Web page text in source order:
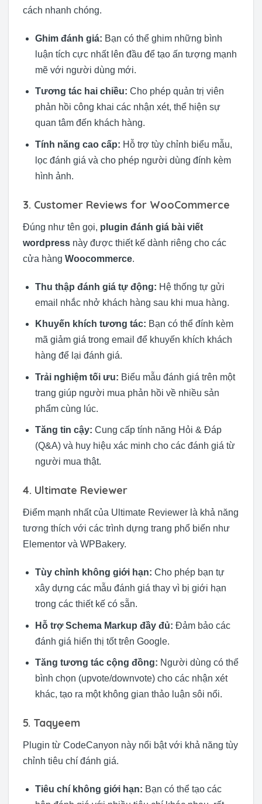
cách nhanh chóng.
Ghim đánh giá: Bạn có thể ghim những bình
luận tích cực nhất lên đầu để tạo ấn tượng mạnh
mẽ với người dùng mới.
Tương tác hai chiều: Cho phép quản trị viên
phản hồi công khai các nhận xét, thể hiện sự
quan tâm đến khách hàng.
Tính năng cao cấp: Hỗ trợ tùy chỉnh biểu mẫu,
lọc đánh giá và cho phép người dùng đính kèm
hình ảnh.
3. Customer Reviews for WooCommerce
Đúng như tên gọi, plugin đánh giá bài viết
wordpress này được thiết kế dành riêng cho các
cửa hàng Woocommerce.
Thu thập đánh giá tự động: Hệ thống tự gửi
email nhắc nhở khách hàng sau khi mua hàng.
Khuyến khích tương tác: Bạn có thể đính kèm
mã giảm giá trong email để khuyến khích khách
hàng để lại đánh giá.
Trải nghiệm tối ưu: Biểu mẫu đánh giá trên một
trang giúp người mua phản hồi về nhiều sản
phẩm cùng lúc.
Tăng tin cậy: Cung cấp tính năng Hỏi & Đáp
(Q&A) và huy hiệu xác minh cho các đánh giá từ
người mua thật.
4. Ultimate Reviewer
Điểm mạnh nhất của Ultimate Reviewer là khả năng
tương thích với các trình dựng trang phổ biến như
Elementor và WPBakery.
Tùy chỉnh không giới hạn: Cho phép bạn tự
xây dựng các mẫu đánh giá thay vì bị giới hạn
trong các thiết kế có sẵn.
Hỗ trợ Schema Markup đầy đủ: Đảm bảo các
đánh giá hiển thị tốt trên Google.
Tăng tương tác cộng đồng: Người dùng có thể
bình chọn (upvote/downvote) cho các nhận xét
khác, tạo ra một không gian thảo luận sôi nổi.
5. Taqyeem
Plugin từ CodeCanyon này nổi bật với khả năng tùy
chỉnh tiêu chí đánh giá.
Tiêu chí không giới hạn: Bạn có thể tạo các